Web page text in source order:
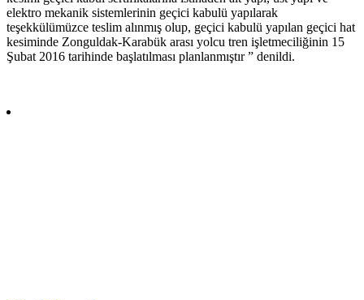
elektro mekanik sistemlerinin geçici kabulü yapılarak
teşekkülümüzce teslim alınmış olup, geçici kabulü yapılan geçici hat
kesiminde Zonguldak-Karabük arası yolcu tren işletmeciliğinin 15
Şubat 2016 tarihinde başlatılması planlanmıştır ” denildi.